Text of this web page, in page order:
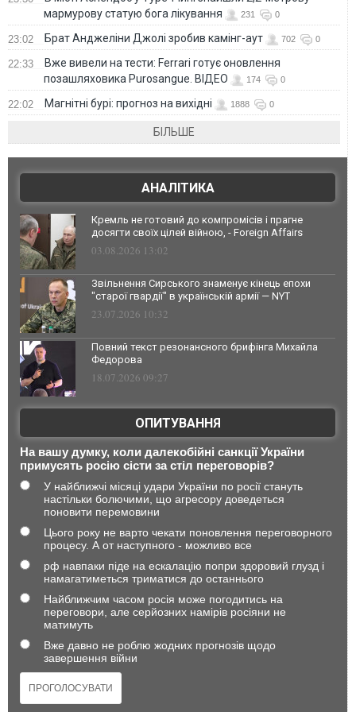
мармурову статую бога лікування
231 0
23:02 Брат Анджеліни Джолі зробив камінг-аут 702 0
22:33
Вже вивели на тести: Ferrari готує оновлення
позашляховика Purosangue. ВІДЕО
174 0
22:02 Магнітні бурі: прогноз на вихідні 1888 0
БІЛЬШЕ
АНАЛІТИКА
Кремль не готовий до компромісів і прагне
досягти своїх цілей війною, - Foreign Affairs
03.08.2026 13:02
Звільнення Сирського знаменує кінець епохи
"старої гвардії" в українській армії — NYT
23.07.2026 10:32
Повний текст резонансного брифінга Михайла
Федорова
18.07.2026 09:27
ОПИТУВАННЯ
На вашу думку, коли далекобійні санкції України
примусять росію сісти за стіл переговорів?
У найближчі місяці удари України по росії стануть
настільки болючими, що агресору доведеться
поновити перемовини
Цього року не варто чекати поновлення переговорного
процесу. А от наступного - можливо все
рф навпаки піде на ескалацію попри здоровий глузд і
намагатиметься триматися до останнього
Найближчим часом росія може погодитись на
переговори, але серйозних намірів росіяни не
матимуть
Вже давно не роблю жодних прогнозів щодо
завершення війни